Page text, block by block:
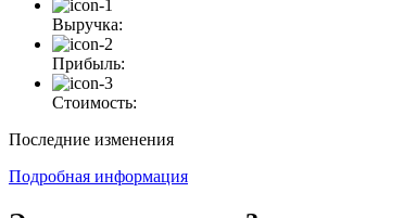
Выручка:
Прибыль:
Стоимость:
Последние изменения
Подробная информация